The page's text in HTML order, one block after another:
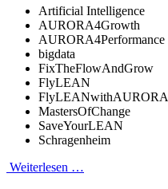
Artificial Intelligence
AURORA4Growth
AURORA4Performance
bigdata
FixTheFlowAndGrow
FlyLEAN
FlyLEANwithAURORA
MastersOfChange
SaveYourLEAN
Schragenheim
Weiterlesen …